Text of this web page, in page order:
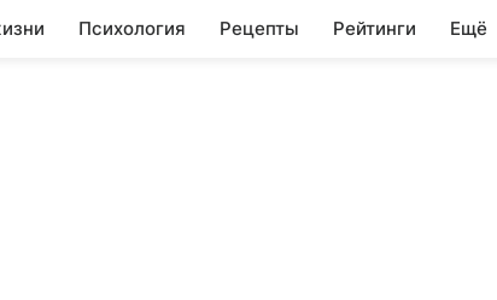
Психология Рецепты Рейтинги Ещё